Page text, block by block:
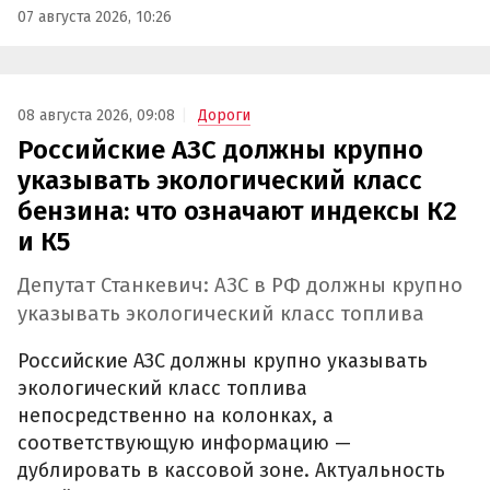
07 августа 2026, 10:26
08 августа 2026, 09:08 Дороги
Российские АЗС должны крупно
указывать экологический класс
бензина: что означают индексы К2
и К5
Депутат Станкевич: АЗС в РФ должны крупно
указывать экологический класс топлива
Российские АЗС должны крупно указывать
экологический класс топлива
непосредственно на колонках, а
соответствующую информацию —
дублировать в кассовой зоне. Актуальность